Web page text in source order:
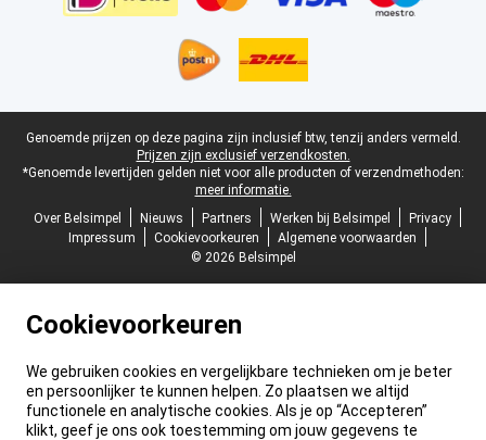
Juridische voettekst
Genoemde prijzen op deze pagina zijn inclusief btw, tenzij anders vermeld.
Prijzen zijn exclusief verzendkosten.
*Genoemde levertijden gelden niet voor alle producten of verzendmethoden:
meer informatie.
Over Belsimpel
Nieuws Partners Werken bij Belsimpel
Privacy
Impressum
Cookievoorkeuren
Algemene voorwaarden
© 2026 Belsimpel
Cookievoorkeuren
We gebruiken cookies en vergelijkbare technieken om je beter
en persoonlijker te kunnen helpen. Zo plaatsen we altijd
functionele en analytische cookies. Als je op “Accepteren”
klikt, geef je ons ook toestemming om jouw gegevens te